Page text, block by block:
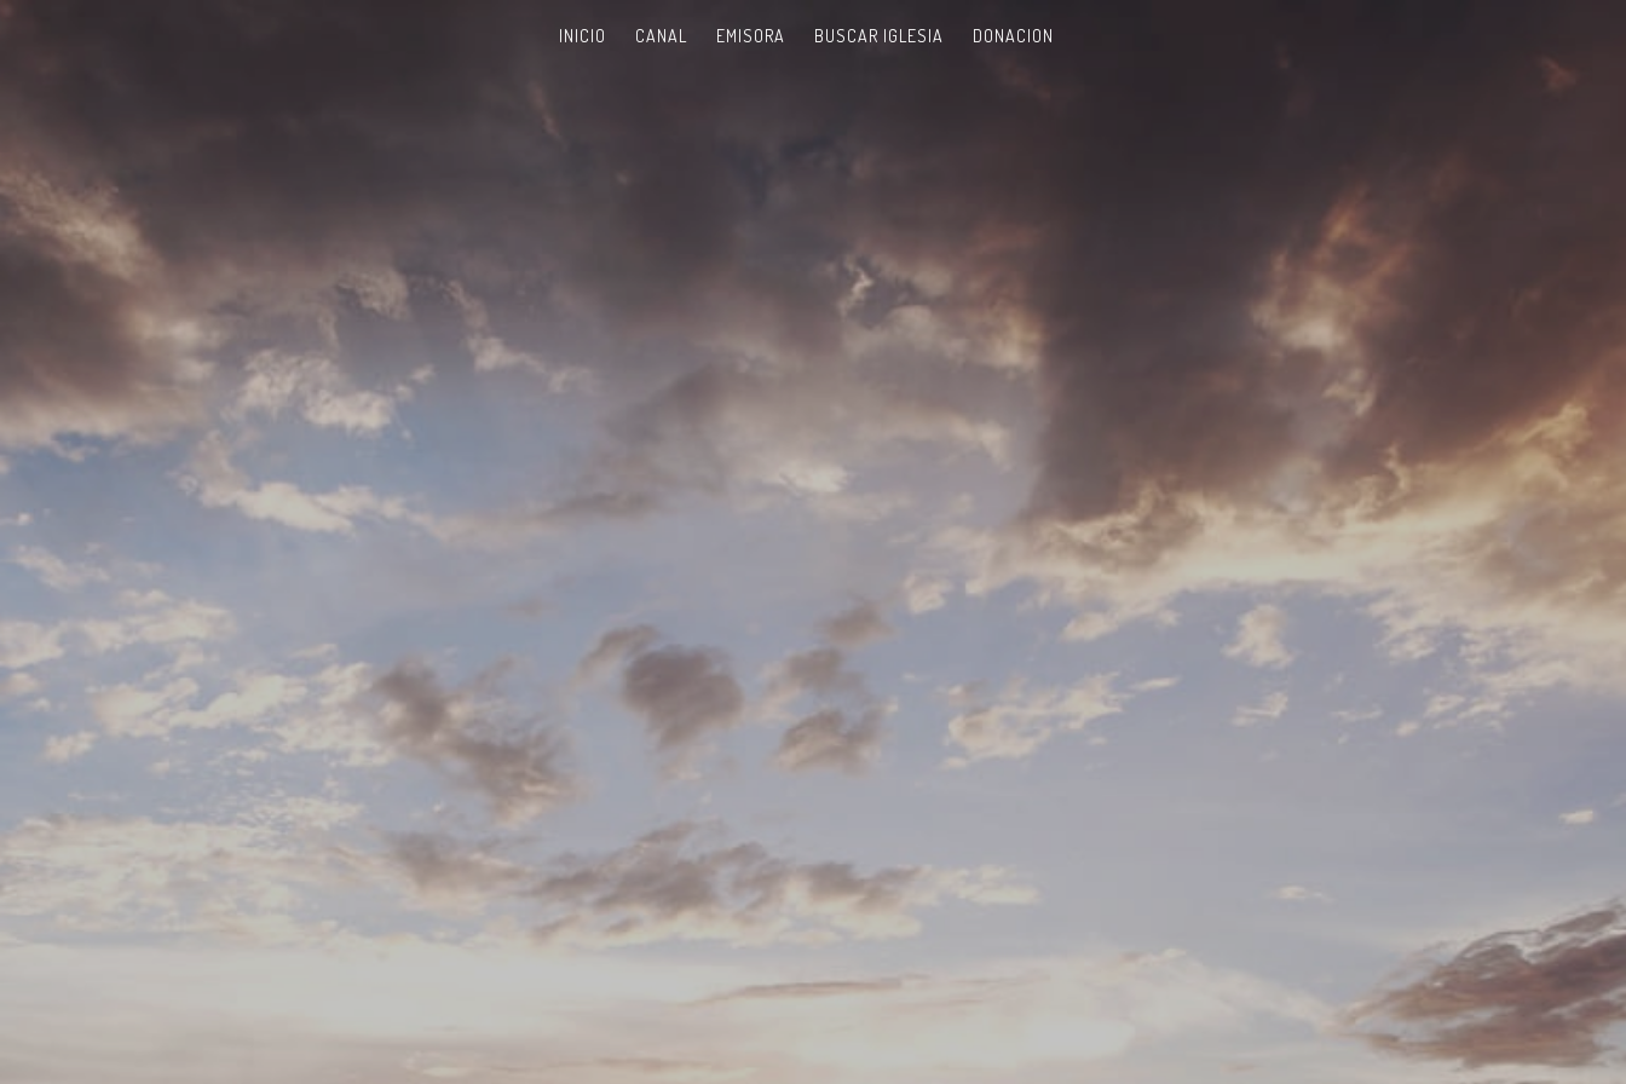
INICIO CANAL EMISORA BUSCAR IGLESIA DONACION